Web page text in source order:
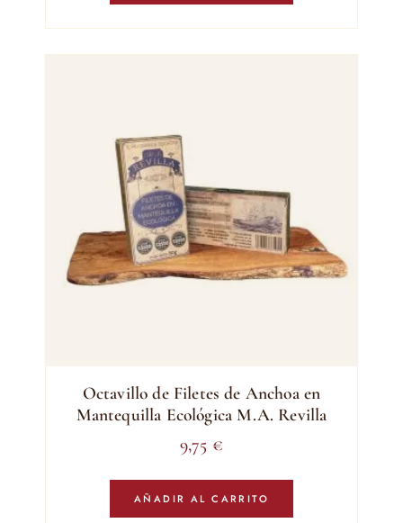
Octavillo de Filetes de Anchoa en
Mantequilla Ecológica M.A. Revilla
9,75 €
AÑADIR AL CARRITO